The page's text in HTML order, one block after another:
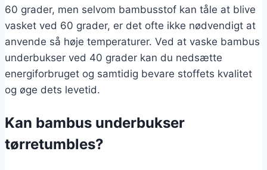
60 grader, men selvom bambusstof kan tåle at blive
vasket ved 60 grader, er det ofte ikke nødvendigt at
anvende så høje temperaturer. Ved at vaske bambus
underbukser ved 40 grader kan du nedsætte
energiforbruget og samtidig bevare stoffets kvalitet
og øge dets levetid.
Kan bambus underbukser
tørretumbles?